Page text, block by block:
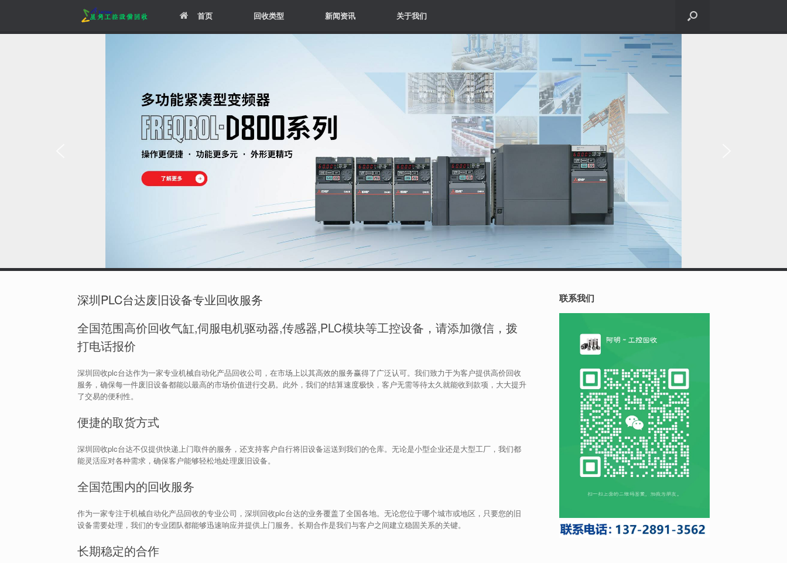
首页 回收类型 新闻资讯 关于我们
深圳PLC台达废旧设备专业回收服务
全国范围高价回收气缸,伺服电机驱动器,传感器,PLC模块等工控设备，请添加微信，拨
打电话报价
深圳回收plc台达作为一家专业机械自动化产品回收公司，在市场上以其高效的服务赢得了广泛认可。我们致力于为客户提供高价回收
服务，确保每一件废旧设备都能以最高的市场价值进行交易。此外，我们的结算速度极快，客户无需等待太久就能收到款项，大大提升
了交易的便利性。
便捷的取货方式
深圳回收plc台达不仅提供快递上门取件的服务，还支持客户自行将旧设备运送到我们的仓库。无论是小型企业还是大型工厂，我们都
能灵活应对各种需求，确保客户能够轻松地处理废旧设备。
全国范围内的回收服务
作为一家专注于机械自动化产品回收的专业公司，深圳回收plc台达的业务覆盖了全国各地。无论您位于哪个城市或地区，只要您的旧
设备需要处理，我们的专业团队都能够迅速响应并提供上门服务。长期合作是我们与客户之间建立稳固关系的关键。
长期稳定的合作
联系我们